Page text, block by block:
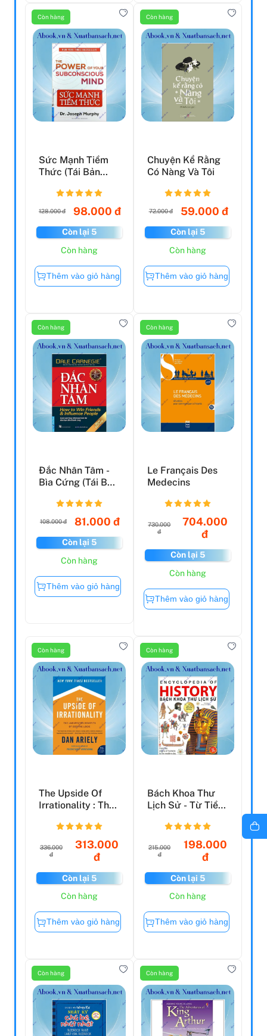
Còn hàng
Sức Mạnh Tiềm
Thức (Tái Bản
128.000 đ 98.000 đ
Còn lại 5
Còn hàng
Thêm vào giỏ hàng
Còn hàng
Chuyện Kể Rằng
Có Nàng Và Tôi
72.000 đ 59.000 đ
Còn lại 5
Còn hàng
Thêm vào giỏ hàng
Còn hàng
Đắc Nhân Tâm -
Bìa Cứng (Tái Bản
108.000 đ 81.000 đ
Còn lại 5
Còn hàng
Thêm vào giỏ hàng
Còn hàng
Le Français Des
Medecins
730.000
đ
704.000
đ
Còn lại 5
Còn hàng
Thêm vào giỏ hàng
Còn hàng
The Upside Of
Irrationality : The
Benef...
336.000
đ
313.000
đ
Còn lại 5
Còn hàng
Thêm vào giỏ hàng
Còn hàng
Bách Khoa Thư
Lịch Sử - Từ Tiền
215.000
đ
198.000
đ
Còn lại 5
Còn hàng
Thêm vào giỏ hàng
Còn hàng Còn hàng